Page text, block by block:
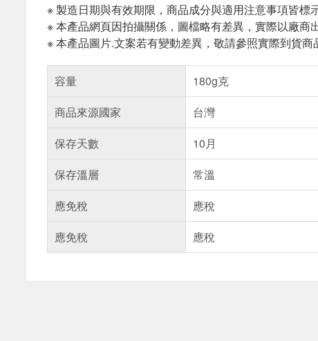
※ 製造日期與有效期限，商品成分與適用注意事項皆標
※ 本產品網頁因拍攝關係，圖檔略有差異，實際以廠商
※ 本產品圖片.文案若有變動差異，敬請參照實際到貨商
容量
180g克
商品來源國家
台灣
保存天數
10月
保存溫層
常溫
應免稅
應稅
應免稅
應稅